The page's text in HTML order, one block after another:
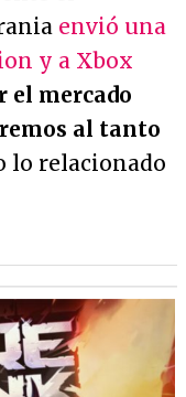
envió una
y a Xbox
el mercado
al tanto
lo relacionado